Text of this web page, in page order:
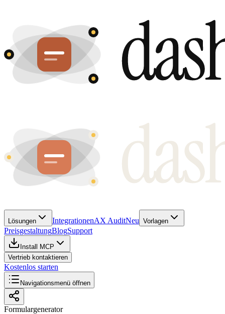
Lösungen IntegrationenAX AuditNeu Vorlagen
PreisgestaltungBlogSupport
Install MCP
Vertrieb kontaktieren
Kostenlos starten
Navigationsmenü öffnen
Formulargenerator